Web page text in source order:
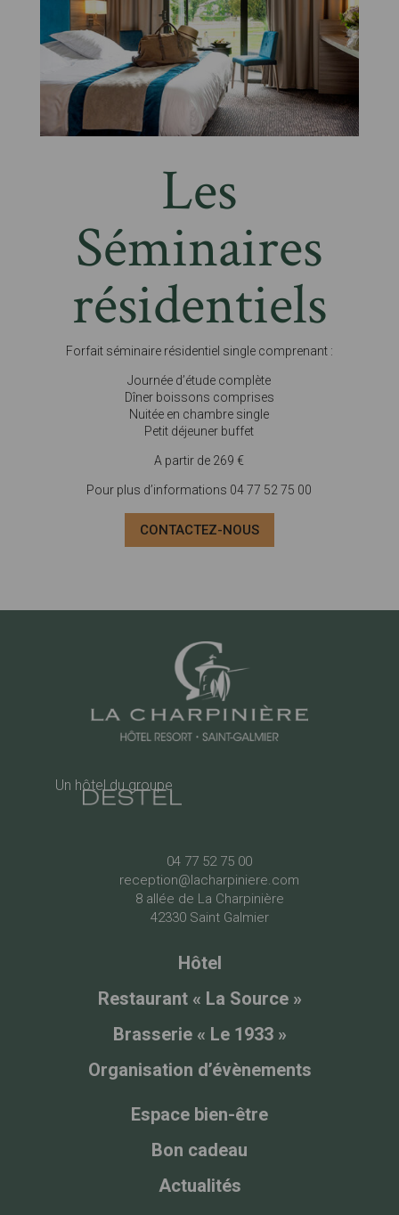
Les
Séminaires
résidentiels
Forfait séminaire résidentiel single comprenant :
Journée d’étude complète
Dîner boissons comprises
Nuitée en chambre single
Petit déjeuner buffet
A partir de 269 €
Pour plus d’informations 04 77 52 75 00
CONTACTEZ-NOUS
Un hôtel du groupe
04 77 52 75 00
reception@lacharpiniere.com
8 allée de La Charpinière
42330 Saint Galmier
Hôtel
Restaurant « La Source »
Brasserie « Le 1933 »
Organisation d’évènements
Espace bien-être
Bon cadeau
Actualités